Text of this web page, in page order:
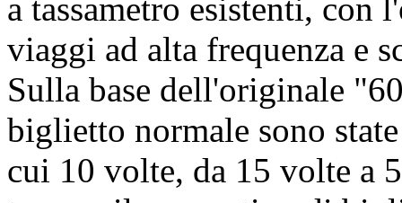
a tassametro esistenti,
viaggi ad alta frequenza e
Sulla base dell'originale
biglietto normale sono
cui 10 volte, da 15 volte a